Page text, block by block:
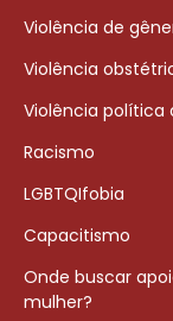
Violência de
Violência
Violência política
Racismo
LGBTQIfobia
Capacitismo
Onde buscar
mulher?